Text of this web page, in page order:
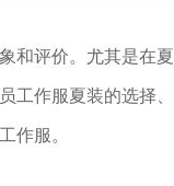
和评价。尤其是在夏
工作服夏装的选择、
作服。